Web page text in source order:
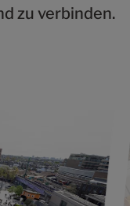
zu verbinden.